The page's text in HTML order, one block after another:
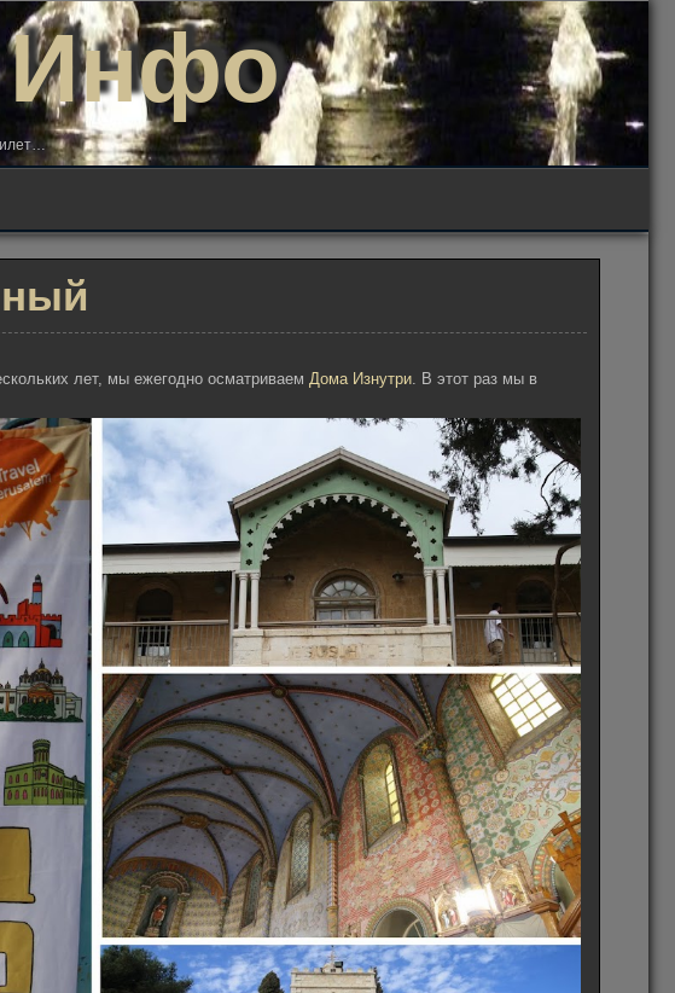
Инфо
лет, мы ежегодно осматриваемДома Изнутри. В этот раз мы в